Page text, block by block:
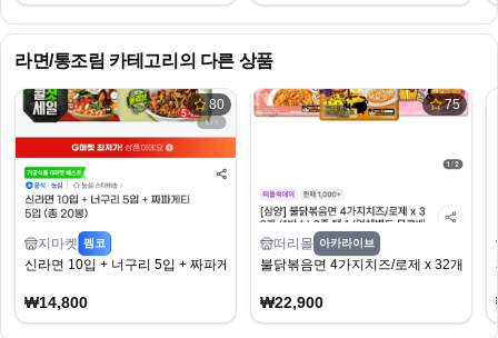
라면/통조림 카테고리의 다른 상품
80
지마켓 펨코
신라면 10입 + 너구리 5입 + 짜파게티 5입 (총 20봉)
₩14,800
75
떠리몰 아카라이브
불닭볶음면 4가지치즈/로제 x 32개 (1
₩22,900